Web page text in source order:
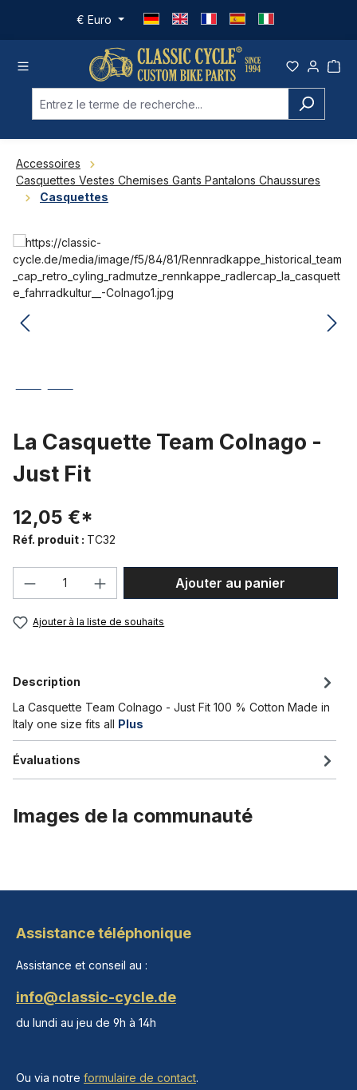
Passer au contenu principal
€ Euro
Accessoires
Casquettes Vestes Chemises Gants Pantalons Chaussures
Casquettes
Ignorer la galerie d'images
La Casquette Team Colnago -
Just Fit
12,05 €*
Réf. produit : TC32
Quantité de produit : Entrez la
Ajouter au panier
Ajouter à la liste de souhaits
Description
La Casquette Team Colnago - Just Fit 100 % Cotton Made in
Italy one size fits all Plus
Évaluations
Images de la communauté
Assistance téléphonique
Assistance et conseil au :
info@classic-cycle.de
du lundi au jeu de 9h à 14h
Ou via notre formulaire de contact.